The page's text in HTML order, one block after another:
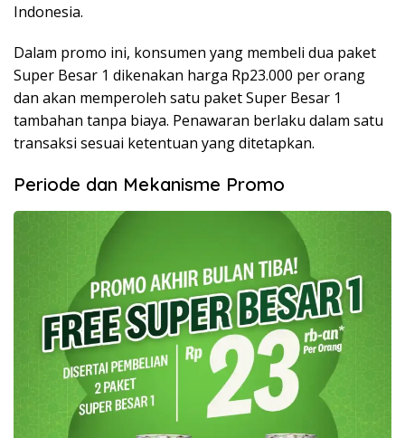
Indonesia.
Dalam promo ini, konsumen yang membeli dua paket
Super Besar 1 dikenakan harga Rp23.000 per orang
dan akan memperoleh satu paket Super Besar 1
tambahan tanpa biaya. Penawaran berlaku dalam satu
transaksi sesuai ketentuan yang ditetapkan.
Periode dan Mekanisme Promo